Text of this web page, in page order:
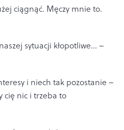
ciągnąć. Męczy mnie to.
sytuacji kłopotliwe... –
i niech tak pozostanie –
cię nic i trzeba to